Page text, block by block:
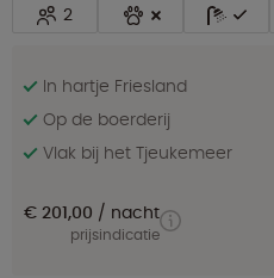
2
In hartje Friesland
Op de boerderij
Vlak bij het Tjeukemeer
€ 201,00 nacht
prijsindicatie